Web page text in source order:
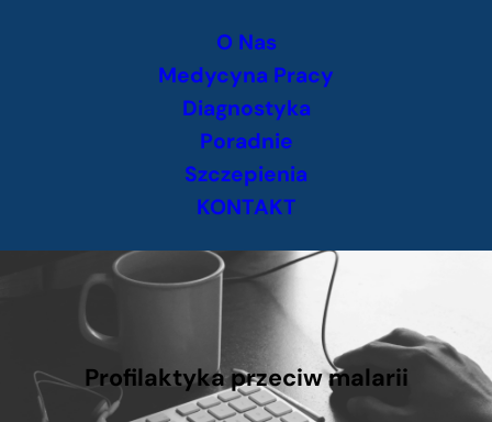
O Nas
Medycyna Pracy
Diagnostyka
Poradnie
Szczepienia
KONTAKT
Profilaktyka przeciw malarii